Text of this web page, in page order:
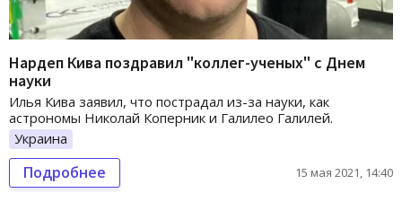
Нардеп Кива поздравил "коллег-ученых" с Днем
науки
Илья Кива заявил, что пострадал из-за науки, как
астрономы Николай Коперник и Галилео Галилей.
Украина
Подробнее 15 мая 2021, 14:40